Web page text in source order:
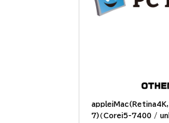
7)（Corei5-7400 /